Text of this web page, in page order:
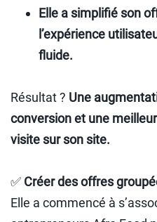
Elle a simplifié son
l’expérience
fluide.
Résultat ? Une
conversion et une
visite sur son site.
✅ Créer des offres
Elle a commencé à